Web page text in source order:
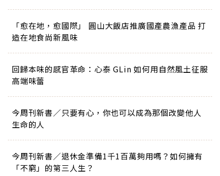
「愈在地，愈國際」 圓山大飯店推廣國產農漁產品 打
造在地食尚新風味
回歸本味的感官革命：心泰 GLin 如何用自然風土征服
高端味蕾
今周刊新書／只要有心，你也可以成為那個改變他人
生命的人
今周刊新書／退休金準備1千1百萬夠用嗎？如何擁有
「不窮」的第三人生？